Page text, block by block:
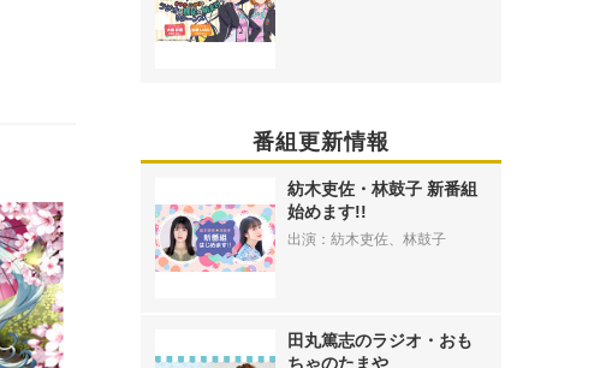
番組更新情報
紡木吏佐・林鼓子 新番組
始めます!!
出演：紡木吏佐、林鼓子
田丸篤志のラジオ・おも
ちゃのたまや